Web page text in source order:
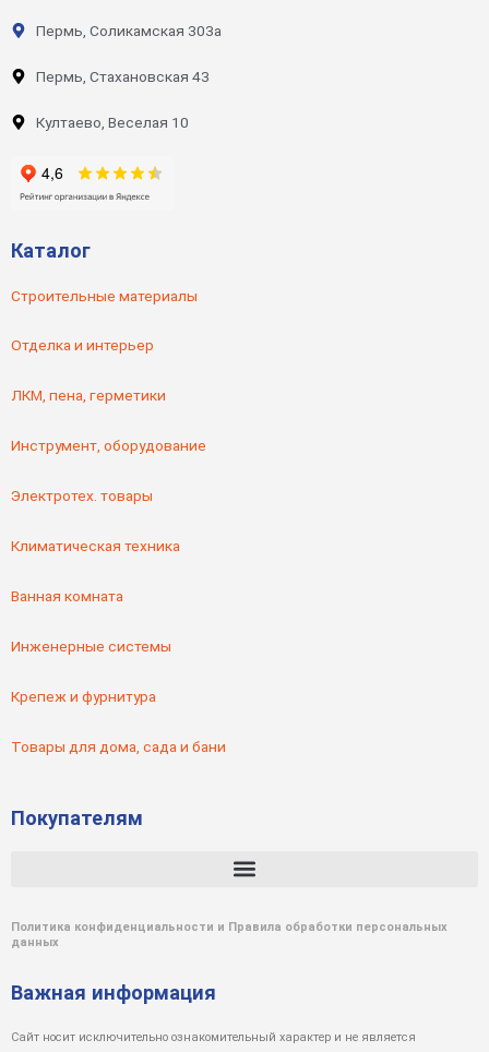
Пермь, Соликамская 303а
Пермь, Стахановская 43
Култаево, Веселая 10
Каталог
Строительные материалы
Отделка и интерьер
ЛКМ, пена, герметики
Инструмент, оборудование
Электротех. товары
Климатическая техника
Ванная комната
Инженерные системы
Крепеж и фурнитура
Товары для дома, сада и бани
Покупателям
Политика конфиденциальности и Правила обработки персональных
данных
Важная информация
Сайт носит исключительно ознакомительный характер и не является